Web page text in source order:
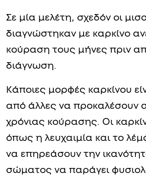
Σε μία μελέτη, σχεδόν οι
διαγνώστηκαν με καρκίνο
κούραση τους μήνες πριν
διάγνωση.
Κάποιες μορφές καρκίνου
από άλλες να προκαλέσουν
χρόνιας κούρασης. Οι
όπως η λευχαιμία και το
να επηρεάσουν την
σώματος να παράγει